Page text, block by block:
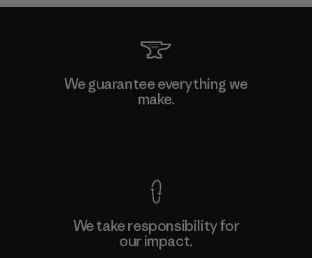
We guarantee everything we
make.
We take responsibility for
our impact.